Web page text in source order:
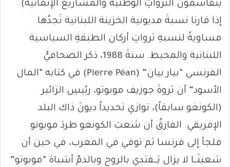
يتقاسمون الثرواتِ الوطنيةَ والمشاريعَ الإنمائية).
إذا قارنا نسبةَ مديونية الخزينة اللبنانية نَجدُها
مساويةً لنسبةِ ثرواتِ أركان الطبقةِ السياسية
اللبنانية والمحيط. سنةَ 1988، ذكر الصحافيُّ
الفرنسي “بيار بيان” (Pierre Péan) في كتابه “المال
الأسود” أن ثروةَ جوزيف موبوتو، رئيسِ الزائير
(الكونغو سابقاً)، توازي تحديداً ديونَ ذاك البلد
الإفريقي. الفارقُ أن شعبَ الكونغو طردَ موبوتو
فلجأ إلى فرنسا ثم توفي في المغرب، في حين أن
شعبنَــا لا يزال يَــفتدي بالروحِ وبالدمّ أشباهَ “موبوتو”